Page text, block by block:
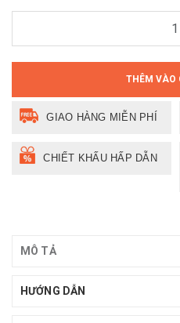
THÊM VÀO
GIAO HÀNG MIỄN PHÍ
CHIẾT KHẤU HẤP DẪN
MÔ TẢ
HƯỚNG DẪN